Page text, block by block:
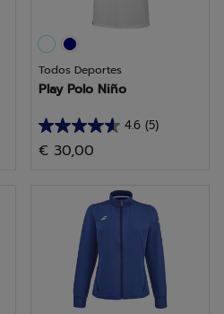
Todos Deportes
Play Polo Niño
4.6 (5)
4.6
de
estrellas.
reseñas
€ 30,00